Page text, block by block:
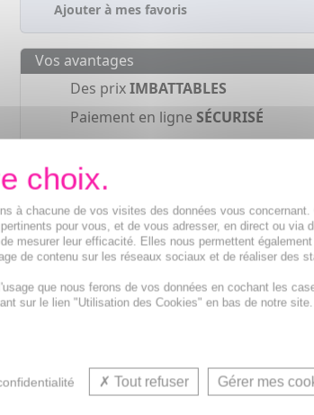
Ajouter à mes favoris
Vos avantages
Des prixIMBATTABLES
Paiement en ligne SÉCURISÉ
Paiement en4 fois sans fraisà
de 30€
efficacement les imperfections et
De plus, il est spécialement formulé
25, il contribue à protéger votre peau des
à chacune de vos visites des données vous concernant.
pour vous, et de vous adresser, en direct ou via
mesurer leur efficacité. Elles nous permettent
de contenu sur les réseaux sociaux et de réaliser des
que nous ferons de vos données en cochant les
sur le lien "Utilisation des Cookies" en bas de notre site.
Tout refuser Gérer mes